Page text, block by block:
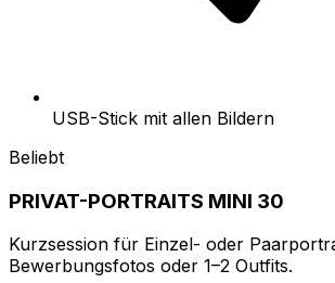
USB-Stick mit allen Bildern
Beliebt
PRIVAT-PORTRAITS MINI 30
Kurzsession für Einzel- oder
Bewerbungsfotos oder 1–2 Outfits.